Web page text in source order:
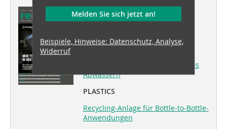
Dieser Artikel erschien in
SEWAGE SLUDGE
Behandlung von Rückständen aus
Abwässern
PLASTICS
Recycling-Anlage für Bottle-to-Bottle-
Anwendungen
Melden Sie sich jetzt an!
Beispiele, Hinweise: Datenschutz, Analyse,
Widerruf